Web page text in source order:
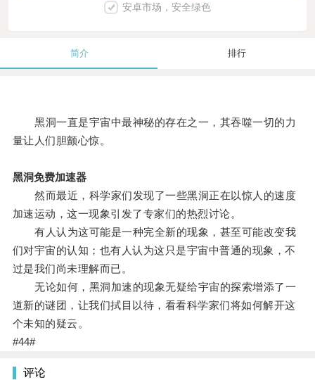
安卓市场，安全绿色
简介 排行
黑洞一直是宇宙中最神秘的存在之一，其吞噬一切的力
量让人们胆颤心惊。
黑洞免费加速器
然而最近，科学家们发现了一些黑洞正在以惊人的速度
加速运动，这一现象引发了专家们的热烈讨论。
有人认为这可能是一种完全新的现象，甚至可能改变我
们对宇宙的认知；也有人认为这只是宇宙中普通的现象，不
过是我们尚未理解而已。
无论如何，黑洞加速的现象无疑给宇宙的探索增添了一
道新的谜团，让我们拭目以待，看看科学家们将如何解开这
个未知的疑云。
#44#
评论